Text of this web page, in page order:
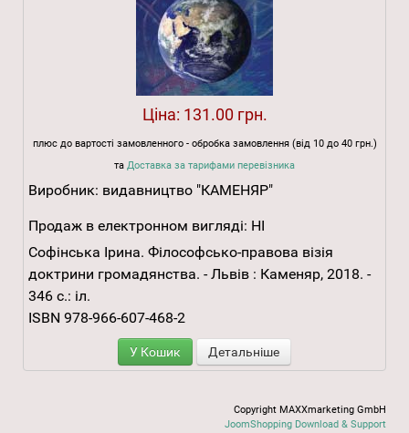
Ціна: 131.00 грн.
плюс до вартості замовленного - обробка замовлення (від 10 до 40 грн.)
та Доставка за тарифами перевізника
Виробник: видавництво "КАМЕНЯР"
Продаж в електронном вигляді: НІ
Софінська Ірина. Філософсько-правова візія
доктрини громадянства. - Львів : Каменяр, 2018. -
346 с.: іл.
ISBN 978-966-607-468-2
У Кошик Детальніше
Copyright MAXXmarketing GmbH
JoomShopping Download & Support